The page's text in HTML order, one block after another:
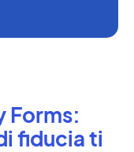
Forms:
fiducia ti